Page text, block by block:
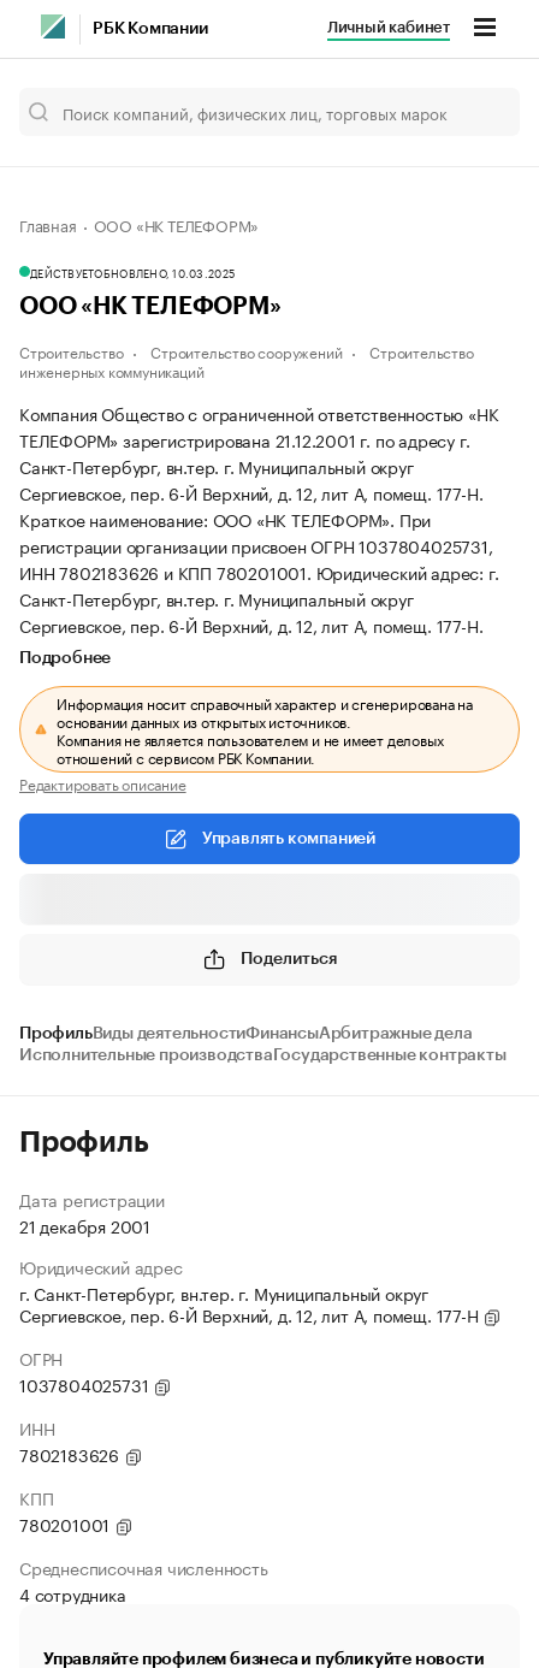
РБК Компании Личный кабинет
Главная ООО «НК ТЕЛЕФОРМ»
ДЕЙСТВУЕТОБНОВЛЕНО, 10.03.2025
ООО «НК ТЕЛЕФОРМ»
Строительство Строительство сооружений
Строительство
инженерных коммуникаций
Компания Общество с ограниченной ответственностью «НК
ТЕЛЕФОРМ» зарегистрирована 21.12.2001 г. по адресу г.
Санкт-Петербург, вн.тер. г. Муниципальный округ
Сергиевское, пер. 6-Й Верхний, д. 12, лит А, помещ. 177-Н.
Краткое наименование: ООО «НК ТЕЛЕФОРМ». При
регистрации организации присвоен ОГРН 1037804025731,
ИНН 7802183626 и КПП 780201001. Юридический адрес: г.
Санкт-Петербург, вн.тер. г. Муниципальный округ
Сергиевское, пер. 6-Й Верхний, д. 12, лит А, помещ. 177-Н.
Подробнее
Информация носит справочный характер и сгенерирована на
основании данных из открытых источников.
Компания не является пользователем и не имеет деловых
отношений с сервисом РБК Компании.
Редактировать описание
Управлять компанией
Поделиться
ПрофильВиды деятельностиФинансыАрбитражные дела
Исполнительные производства Государственные контракты
Профиль
Дата регистрации
21 декабря 2001
Юридический адрес
г. Санкт-Петербург, вн.тер. г. Муниципальный округ
Сергиевское, пер. 6-Й Верхний, д. 12, лит А, помещ. 177-Н
ОГРН
1037804025731
ИНН
7802183626
КПП
780201001
Среднесписочная численность
4 сотрудника
Управляйте профилем бизнеса и публикуйте новости